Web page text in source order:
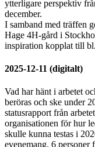
ytterligare perspektiv
december.
I samband med träffen
Hage 4H-gård i
inspiration kopplat till
2025-12-11 (digitalt)
Vad har hänt i arbetet
beröras och ske under
statusrapport från
organisationen för hur
skulle kunna testas i
evenemang. 6